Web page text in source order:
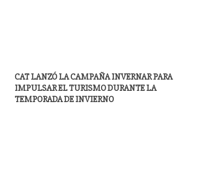
CAT LANZÓ LA CAMPAÑA INVERNAR PARA
IMPULSAR EL TURISMO DURANTE LA
TEMPORADA DE INVIERNO